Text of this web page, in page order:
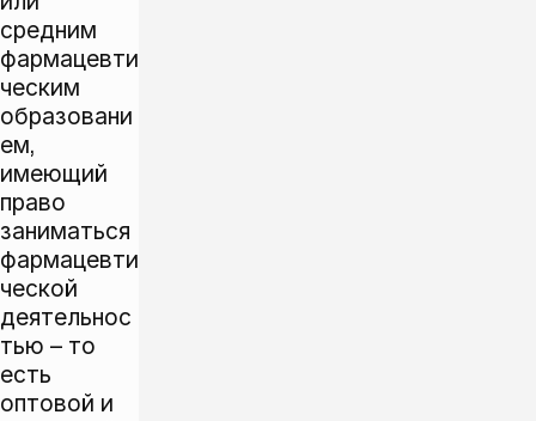
средним
фармацевти
ческим
образовани
ем,
имеющий
право
заниматься
фармацевти
ческой
деятельнос
тью – то
есть
оптовой и